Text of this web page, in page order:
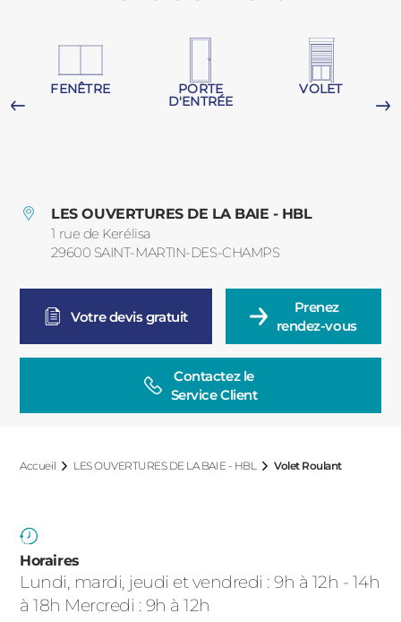
FENÊTRE PORTE
D'ENTRÉE
VOLET
LES OUVERTURES DE LA BAIE - HBL
1 rue de Kerélisa
29600 SAINT-MARTIN-DES-CHAMPS
Votre devis gratuit
Prenez
rendez-vous
Contactez le
Service Client
Accueil LES OUVERTURES DE LA BAIE - HBL Volet Roulant
Horaires
Lundi, mardi, jeudi et vendredi : 9h à 12h - 14h
à 18h Mercredi : 9h à 12h
PVC
ACIER